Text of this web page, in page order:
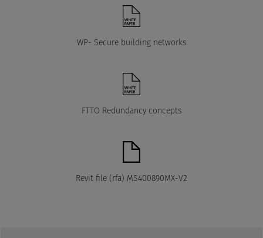
WP- Secure building networks
FTTO Redundancy concepts
Revit file (rfa) MS400890MX-V2